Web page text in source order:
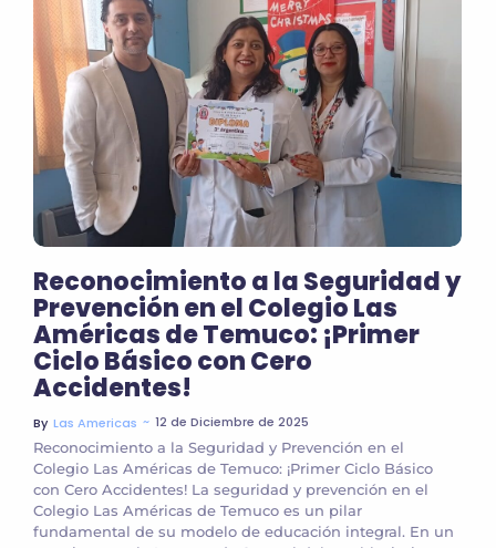
Reconocimiento a la Seguridad y
Prevención en el Colegio Las
Américas de Temuco: ¡Primer
Ciclo Básico con Cero
Accidentes!
By Las Americas ~ 12 de Diciembre de 2025
Reconocimiento a la Seguridad y Prevención en el
Colegio Las Américas de Temuco: ¡Primer Ciclo Básico
con Cero Accidentes! La seguridad y prevención en el
Colegio Las Américas de Temuco es un pilar
fundamental de su modelo de educación integral. En un